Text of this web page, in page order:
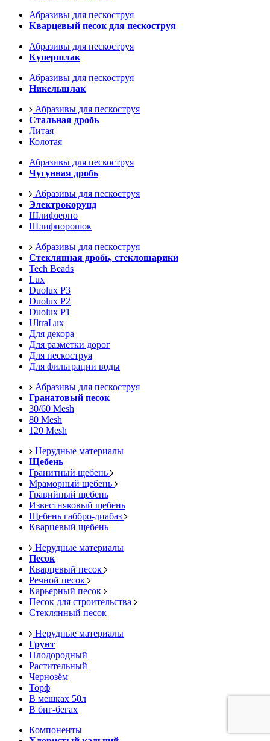
Абразивы для пескоструя
Кварцевый песок для пескоструя
Абразивы для пескоструя
Купершлак
Абразивы для пескоструя
Никельшлак
Абразивы для пескоструя
Стальная дробь
Литая
Колотая
Абразивы для пескоструя
Чугунная дробь
Абразивы для пескоструя
Электрокорунд
Шлифзерно
Шлифпорошок
Абразивы для пескоструя
Стеклянная дробь, стеклошарики
Tech Beads
Lux
Duolux P3
Duolux P2
Duolux P1
UltraLux
Для декора
Для разметки дорог
Для пескоструя
Для фильтрации воды
Абразивы для пескоструя
Гранатовый песок
30/60 Mesh
80 Mesh
120 Mesh
Нерудные материалы
Щебень
Гранитный щебень
Мраморный щебень
Гравийный щебень
Известняковый щебень
Щебень габбро-диабаз
Кварцевый щебень
Нерудные материалы
Песок
Кварцевый песок
Речной песок
Карьерный песок
Песок для строительства
Стеклянный песок
Нерудные материалы
Грунт
Плодородный
Растительный
Чернозём
Торф
В мешках 50л
В биг-бегах
Компоненты